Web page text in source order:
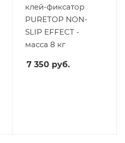
клей-фиксатор
PURETOP NON-
SLIP EFFECT -
масса 8 кг
7 350 руб.